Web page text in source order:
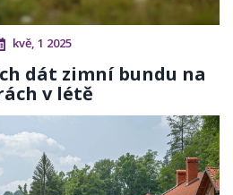
kvě, 1 2025
dát zimní bundu na
v létě